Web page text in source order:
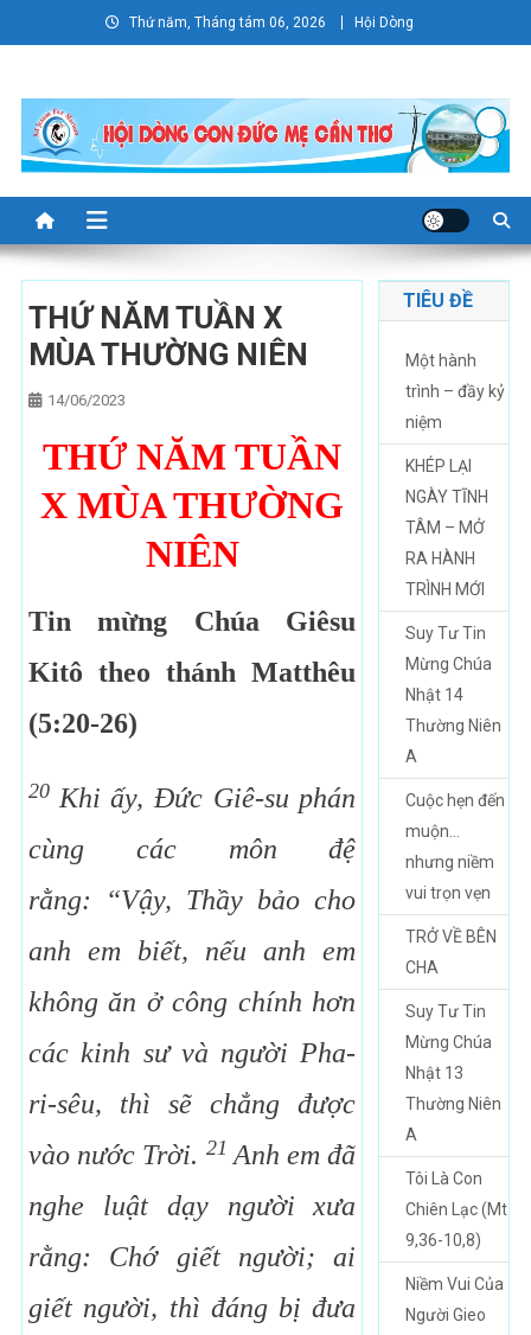
to
Thứ năm, Tháng tám 06, 2026 Hội Dòng
THỨ NĂM TUẦN X
MÙA THƯỜNG NIÊN
14/06/2023
THỨ NĂM TUẦN
X MÙA THƯỜNG
NIÊN
Tin mừng Chúa Giêsu
Kitô theo thánh Matthêu
(5:20-26)
20 Khi ấy, Đức Giê-su phán
cùng các môn đệ
rằng:
“Vậy, Thầy bảo cho
anh em biết, nếu anh em
không ăn ở công chính hơn
các kinh sư và người Pha-
ri-sêu, thì sẽ chẳng được
vào nước Trời. 21 Anh em đã
nghe luật dạy người xưa
rằng: Chớ giết người; ai
giết người, thì đáng bị đưa
TIÊU ĐỀ
Một hành
trình – đầy kỷ
niệm
KHÉP LẠI
NGÀY TĨNH
TÂM – MỞ
RA HÀNH
TRÌNH MỚI
Suy Tư Tin
Mừng Chúa
Nhật 14
Thường Niên
A
Cuộc hẹn đến
muộn…
nhưng niềm
vui trọn vẹn
TRỞ VỀ BÊN
CHA
Suy Tư Tin
Mừng Chúa
Nhật 13
Thường Niên
A
Tôi Là Con
Chiên Lạc (Mt
9,36-10,8)
Niềm Vui Của
Người Gieo